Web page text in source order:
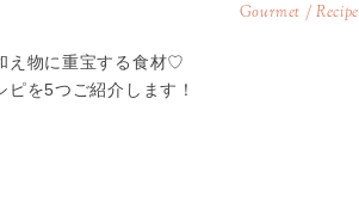
Gourmet / Recipe
え物に重宝する食材♡
を5つご紹介します！